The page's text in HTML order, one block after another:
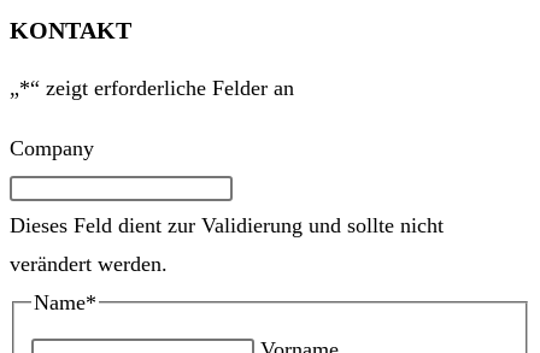
KONTAKT
„*“ zeigt erforderliche Felder an
Company
Dieses Feld dient zur Validierung und sollte nicht
verändert werden.
Name*